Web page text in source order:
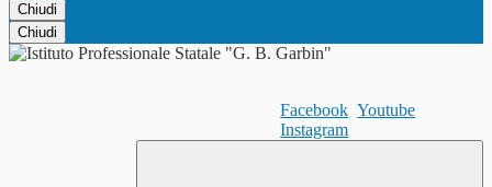
Chiudi
Chiudi
Facebook Youtube
Instagram